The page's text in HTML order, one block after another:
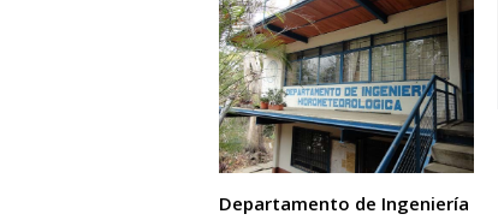
Departamento de Ingeniería